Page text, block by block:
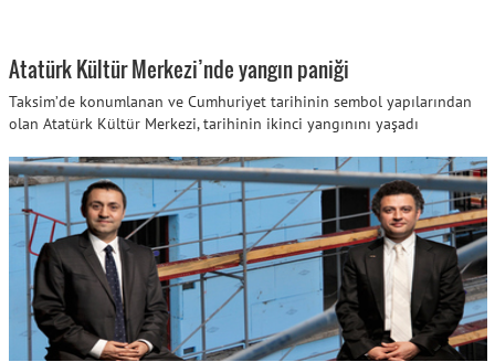
Atatürk Kültür Merkezi’nde yangın paniği
Taksim’de konumlanan ve Cumhuriyet tarihinin sembol yapılarından
olan Atatürk Kültür Merkezi, tarihinin ikinci yangınını yaşadı